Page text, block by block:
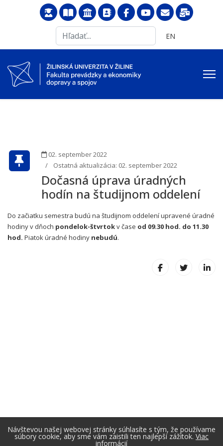
...
Vyberte váš jazyk
EN
02. september 2022
Ostatná aktualizácia: 02. september 2022
Dočasná úprava úradných
hodín na študijnom oddelení
Do začiatku semestra budú na študijnom oddelení upravené úradné
hodiny v dňoch pondelok-štvrtokv čase od 09.30 hod. do 11.30
hod. Piatok úradné hodiny nebudú.
Návštevou našej webovej stránky súhlasíte s tým, že používame
súbory cookie, aby sme vám zaistili ten najlepší zážitok. Viac
informácií